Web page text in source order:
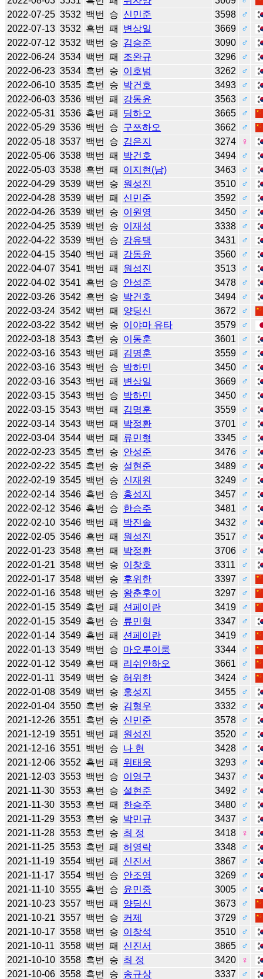
2022-07-25 3532 백번 승 신민준 3598
♂
2022-07-13 3532 흑번 패 변상일 3669
♂
2022-07-12 3532 백번 승 김승준 3090
♂
2022-06-24 3534 백번 패 조완규 3296
♂
2022-06-23 3534 흑번 승 이호범 3262
♂
2022-06-10 3535 흑번 승 박건호 3493
♂
2022-06-03 3536 백번 패 강동윤 3563
♂
2022-05-31 3536 흑번 패 딩하오 3665
♂
2022-05-29 3536 백번 승 구쯔하오 3662
♂
2022-05-18 3537 백번 승 김은지 3274
♀
2022-05-06 3538 백번 패 박건호 3494
♂
2022-05-03 3538 흑번 패 이지현(남) 3463
♂
2022-04-29 3539 백번 승 원성진 3510
♂
2022-04-28 3539 백번 패 신민준 3592
♂
2022-04-26 3539 백번 승 이원영 3450
♂
2022-04-25 3539 백번 승 이재성 3338
♂
2022-04-22 3539 백번 승 강유택 3431
♂
2022-04-15 3540 백번 패 강동윤 3560
♂
2022-04-07 3541 백번 패 원성진 3513
♂
2022-04-02 3541 흑번 승 안성준 3478
♂
2022-03-26 3542 흑번 승 박건호 3494
♂
2022-03-24 3542 백번 패 양딩신 3672
♂
2022-03-22 3542 백번 승 이야마 유타 3579
♂
2022-03-18 3543 흑번 승 이동훈 3601
♂
2022-03-16 3543 백번 패 김명훈 3559
♂
2022-03-16 3543 백번 승 박하민 3450
♂
2022-03-16 3543 백번 패 변상일 3669
♂
2022-03-15 3543 백번 승 박하민 3450
♂
2022-03-15 3543 백번 패 김명훈 3559
♂
2022-03-14 3543 백번 패 박정환 3701
♂
2022-03-04 3544 백번 패 류민형 3345
♂
2022-02-23 3545 흑번 승 안성준 3476
♂
2022-02-22 3545 흑번 승 설현준 3489
♂
2022-02-19 3545 백번 승 신재원 3249
♂
2022-02-14 3546 흑번 승 홍성지 3457
♂
2022-02-12 3546 흑번 승 한승주 3481
♂
2022-02-10 3546 백번 패 박진솔 3432
♂
2022-02-05 3546 흑번 패 원성진 3517
♂
2022-01-23 3548 흑번 패 박정환 3706
♂
2022-01-21 3548 백번 승 이창호 3311
♂
2022-01-17 3548 백번 승 후위한 3397
♂
2022-01-16 3548 백번 승 왕춘후이 3297
♂
2022-01-15 3549 흑번 패 션페이란 3419
♂
2022-01-15 3549 흑번 승 류민형 3347
♂
2022-01-14 3549 흑번 패 션페이란 3419
♂
2022-01-13 3549 백번 승 마오루이룽 3344
♂
2022-01-12 3549 흑번 패 리쉬안하오 3661
♂
2022-01-11 3549 백번 승 허위한 3424
♂
2022-01-08 3549 백번 승 홍성지 3455
♂
2022-01-04 3550 흑번 승 김형우 3332
♂
2021-12-26 3551 흑번 승 신민준 3578
♂
2021-12-19 3551 백번 패 원성진 3520
♂
2021-12-16 3551 백번 승 나 현 3428
♂
2021-12-06 3552 흑번 패 위태웅 3293
♂
2021-12-03 3553 백번 승 이영구 3437
♂
2021-11-30 3553 흑번 승 설현준 3492
♂
2021-11-30 3553 흑번 패 한승주 3480
♂
2021-11-29 3553 흑번 승 박민규 3437
♂
2021-11-28 3553 흑번 승 최 정 3418
♀
2021-11-25 3553 흑번 패 허영락 3348
♂
2021-11-19 3554 백번 패 신진서 3867
♂
2021-11-17 3554 백번 승 안조영 3269
♂
2021-11-10 3555 흑번 승 윤민중 3005
♂
2021-10-23 3557 백번 패 양딩신 3673
♂
2021-10-21 3557 백번 승 커제 3729
♂
2021-10-17 3558 백번 승 이창석 3510
♂
2021-10-11 3558 백번 패 신진서 3865
♂
2021-10-10 3558 흑번 승 최 정 3420
♀
2021-10-06 3558 흑번 승 송규상 3337
♂